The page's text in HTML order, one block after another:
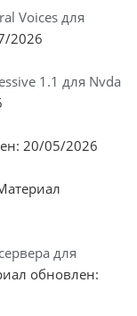
Voices для
2026
1.1 для Nvda
20/05/2026
для
обновлен: